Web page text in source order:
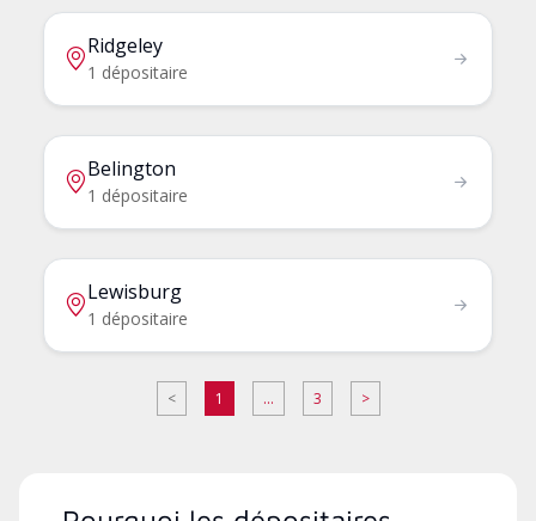
Ridgeley
1 dépositaire
Belington
1 dépositaire
Lewisburg
1 dépositaire
< 1 ... 3 >